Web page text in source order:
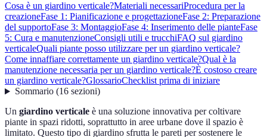
Cosa è un giardino verticale?Materiali necessariProcedura per la
creazioneFase 1: Pianificazione e progettazioneFase 2: Preparazione
del supportoFase 3: MontaggioFase 4: Inserimento delle pianteFase
5: Cura e manutenzioneConsigli utili e trucchiFAQ sul giardino
verticaleQuali piante posso utilizzare per un giardino verticale?
Come innaffiare correttamente un giardino verticale?Qual è la
manutenzione necessaria per un giardino verticale?È costoso creare
un giardino verticale?GlossarioChecklist prima di iniziare
Sommario(16 sezioni)
Un giardino verticale è una soluzione innovativa per coltivare
piante in spazi ridotti, soprattutto in aree urbane dove il spazio è
limitato. Questo tipo di giardino sfrutta le pareti per sostenere le